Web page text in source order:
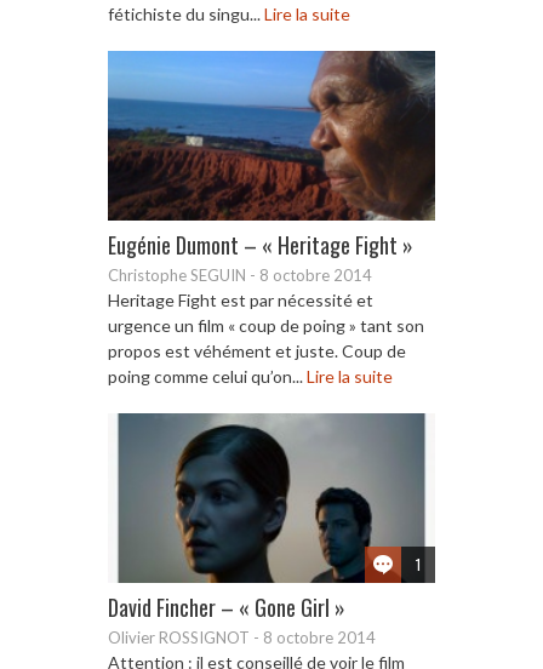
fétichiste du singu...Lire la suite
Eugénie Dumont – « Heritage Fight »
Christophe SEGUIN - 8 octobre 2014
Heritage Fight est par nécessité et
urgence un film « coup de poing » tant son
propos est véhément et juste. Coup de
poing comme celui qu’on...Lire la suite
1
David Fincher – « Gone Girl »
Olivier ROSSIGNOT - 8 octobre 2014
Attention : il est conseillé de voir le film